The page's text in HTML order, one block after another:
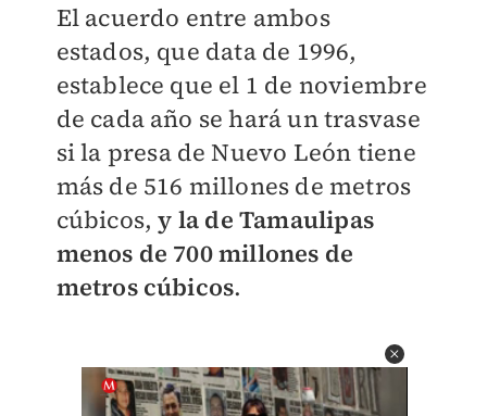
El acuerdo entre ambos
estados, que data de 1996,
establece que el 1 de noviembre
de cada año se hará un trasvase
si la presa de Nuevo León tiene
más de 516 millones de metros
cúbicos,y la de Tamaulipas
menos de 700 millones de
metros cúbicos.